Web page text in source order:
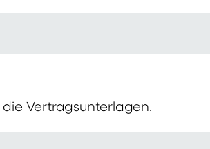
die Vertragsunterlagen.